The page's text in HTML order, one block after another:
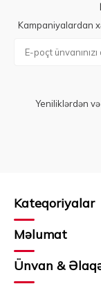
Kampaniyalardan
Yeniliklərdən
Kateqoriyalar
Məlumat
Ünvan &